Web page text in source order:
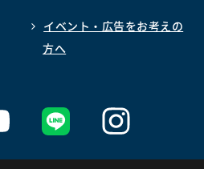
イベント・広告をお考えの
方へ